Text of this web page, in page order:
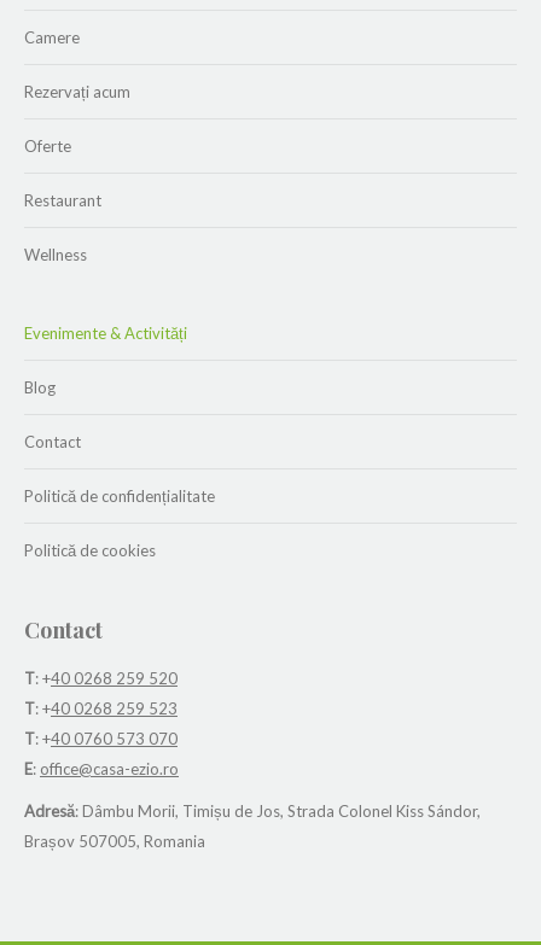
Camere
Rezervați acum
Oferte
Restaurant
Wellness
Evenimente & Activități
Blog
Contact
Politică de confidențialitate
Politică de cookies
Contact
T: +40 0268 259 520
T: +40 0268 259 523
T: +40 0760 573 070
E: office@casa-ezio.ro
Adresă: Dâmbu Morii, Timișu de Jos, Strada Colonel Kiss Sándor,
Brașov 507005, Romania